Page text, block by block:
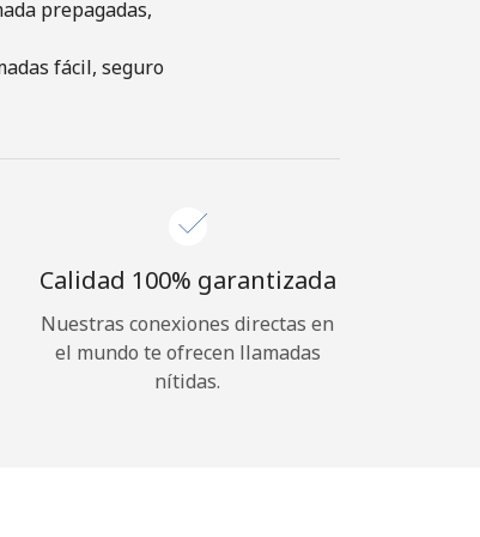
prepagadas,
fácil, seguro
Calidad 100% garantizada
Nuestras conexiones directas en
el mundo te ofrecen llamadas
nítidas.